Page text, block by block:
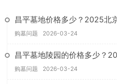
昌平墓地价格多少？2025北
购墓问题 2026-03-24
昌平墓地陵园的价格多少？
购墓问题 2026-03-24